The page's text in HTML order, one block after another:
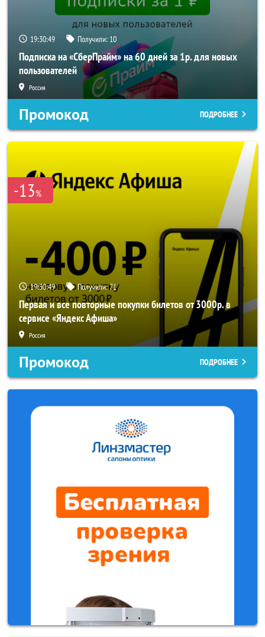
19:30:48 Получили: 10
Подписка на «СберПрайм» на 60 дней за 1р. для новых
пользователей
Россия
Промокод ПОДРОБНЕЕ
-13%
19:30:48 Получили:71
Первая и все повторные покупки билетов от 3000р. в
сервисе «Яндекс Афиша»
Россия
Промокод ПОДРОБНЕЕ